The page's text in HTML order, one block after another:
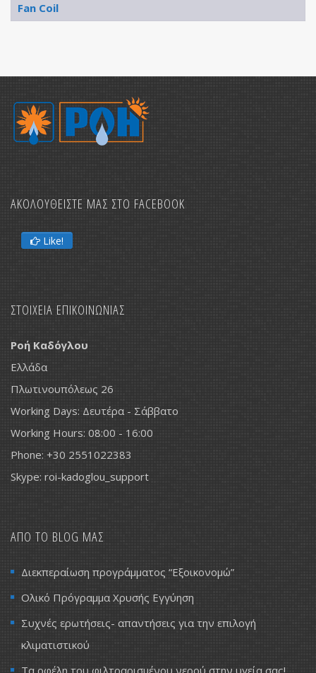
Fan Coil
ΑΚΟΛΟΥΘΕΙΣΤΕ ΜΑΣ ΣΤΟ FACEBOOK
Like!
ΣΤΟΙΧΕΙΑ ΕΠΙΚΟΙΝΩΝΙΑΣ
Ροή Καδόγλου
Ελλάδα
Πλωτινουπόλεως 26
Working Days: Δευτέρα - Σάββατο
Working Hours: 08:00 - 16:00
Phone: +30 2551022383
Skype: roi-kadoglou_support
ΑΠΟ ΤΟ BLOG ΜΑΣ
Διεκπεραίωση προγράμματος “Εξοικονομώ”
Ολικό Πρόγραμμα Χρυσής Εγγύηση
Συχνές ερωτήσεις- απαντήσεις για την επιλογή
κλιματιστικού
Τα οφέλη του φιλτραρισμένου νερού στην υγεία σας!